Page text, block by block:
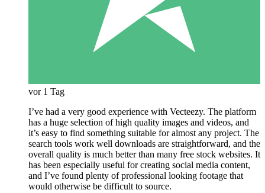
vor 1 Tag
I’ve had a very good experience with Vecteezy. The platform
has a huge selection of high quality images and videos, and
it’s easy to find something suitable for almost any project. The
search tools work well downloads are straightforward, and the
overall quality is much better than many free stock websites. It
has been especially useful for creating social media content,
and I’ve found plenty of professional looking footage that
would otherwise be difficult to source.